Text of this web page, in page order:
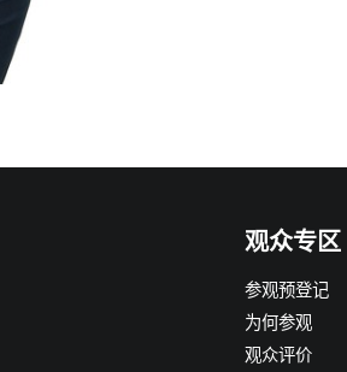
观众专区
参观预登记
为何参观
观众评价